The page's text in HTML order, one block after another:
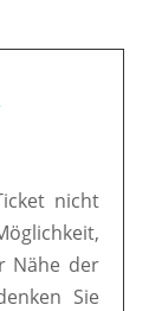
nicht
Nähe der
Sie